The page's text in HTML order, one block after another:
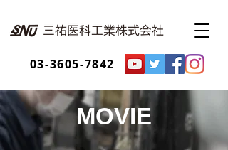
03-3605-7842
MOVIE